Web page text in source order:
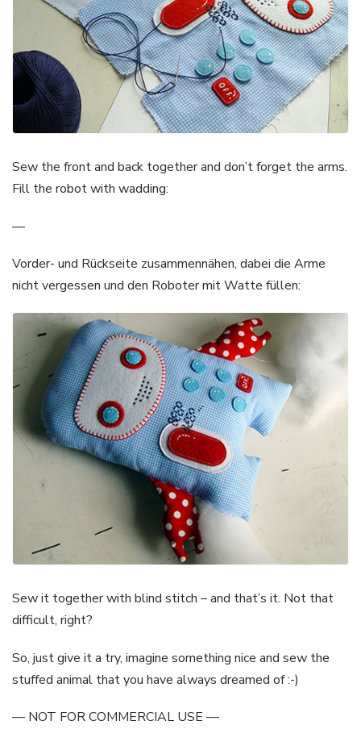
Sew the front and back together and don’t forget the arms.
Fill the robot with wadding:
—
Vorder- und Rückseite zusammennähen, dabei die Arme
nicht vergessen und den Roboter mit Watte füllen:
Sew it together with blind stitch – and that’s it. Not that
difficult, right?
So, just give it a try, imagine something nice and sew the
stuffed animal that you have always dreamed of :-)
— NOT FOR COMMERCIAL USE —